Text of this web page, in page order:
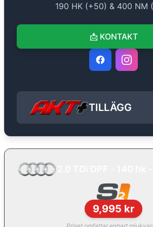
190 HK (+50) & 400 NM
📩 KONTAKT
TILLÄGG
9,995 kr